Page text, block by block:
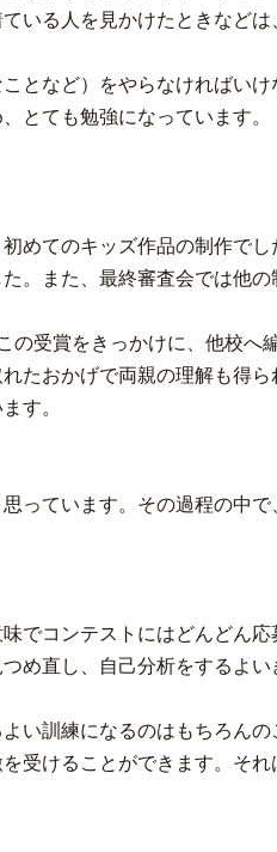
いる人を見かけたときなど
となど）をやらなければい
とても勉強になっています。
めてのキッズ作品の制作でし
。また、最終審査会では他の
の受賞をきっかけに、他校へ
たおかげで両親の理解も得ら
す。
っています。その過程の中で
でコンテストにはどんどん
め直し、自己分析をするよい
い訓練になるのはもちろん
受けることができます。そ